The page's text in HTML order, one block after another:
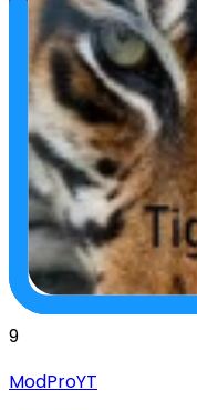
9
ModProYT